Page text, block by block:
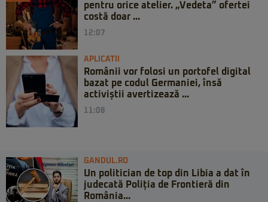
pentru orice atelier. „Vedeta” ofertei
costă doar ...
12:07
APLICATII
Românii vor folosi un portofel digital
bazat pe codul Germaniei, însă
activiștii avertizează ...
11:08
GANDUL.RO
Un politician de top din Libia a dat în
judecată Poliția de Frontieră din
România...